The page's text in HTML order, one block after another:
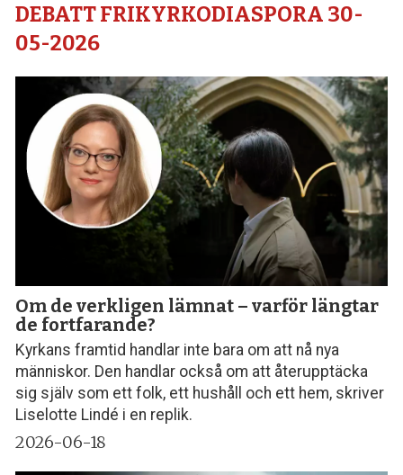
Dagen
DEBATT FRIKYRKODIASPORA 30-
05-2026
Om de verkligen lämnat – varför längtar
de fortfarande?
Kyrkans framtid handlar inte bara om att nå nya
människor. Den handlar också om att återupptäcka
sig själv som ett folk, ett hushåll och ett hem, skriver
Liselotte Lindé i en replik.
2026-06-18